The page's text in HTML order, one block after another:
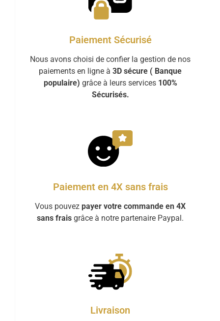
Paiement Sécurisé
Nous avons choisi de confier la gestion de nos
paiements en ligne à 3D sécure ( Banque
populaire) grâce à leurs services 100%
Sécurisés.
Paiement en 4X sans frais
Vous pouvez payer votre commande en 4X
sans frais grâce à notre partenaire Paypal.
Livraison